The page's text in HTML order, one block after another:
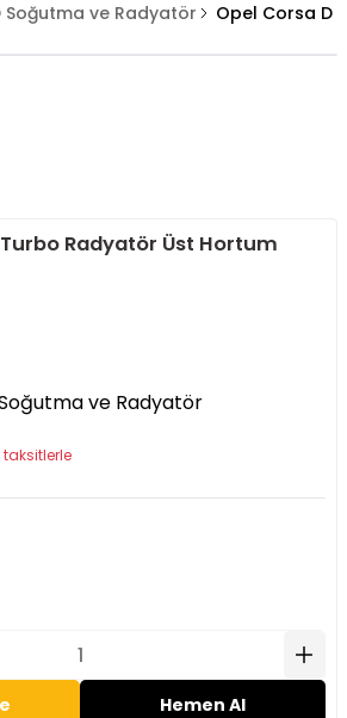
Soğutma ve Radyatör Opel Corsa D
Turbo Radyatör Üst Hortum
ve Radyatör
Hemen Al